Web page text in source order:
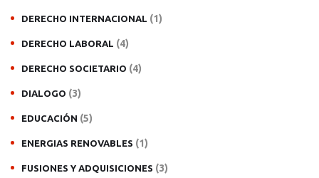
DERECHO INTERNACIONAL (1)
DERECHO LABORAL (4)
DERECHO SOCIETARIO (4)
DIALOGO (3)
EDUCACIÓN (5)
ENERGIAS RENOVABLES (1)
FUSIONES Y ADQUISICIONES (3)